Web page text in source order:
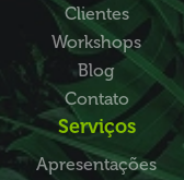
Clientes
Workshops
Blog
Contato
Serviços
Apresentações